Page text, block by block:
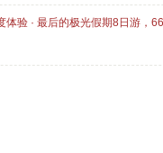
验 · 最后的极光假期8日游，